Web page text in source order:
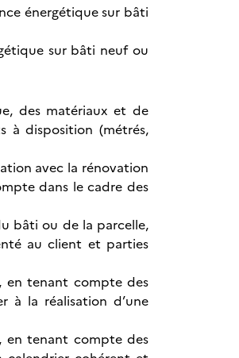
énergétique sur bâti
sur bâti neuf ou
des matériaux et de
à disposition (métrés,
avec la rénovation
dans le cadre des
bâti ou de la parcelle,
au client et parties
en tenant compte des
à la réalisation d’une
en tenant compte des